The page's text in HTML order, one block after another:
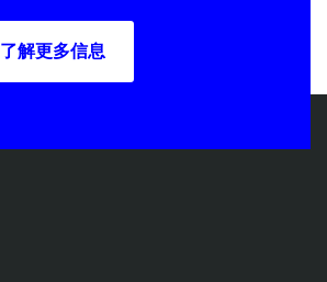
了解更多信息